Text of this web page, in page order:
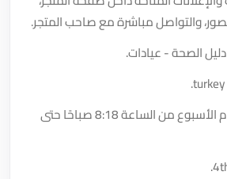
والتواصل مباشرة مع صاحب المتجر.
الصحة - عيادات.
أوقات العمل: جميع أيام الأسبوع من الساعة 8:18 صباحًا حتى